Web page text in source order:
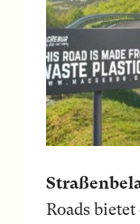
Roads